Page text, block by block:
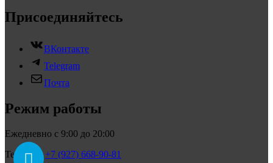
Присоединяйтесь
ВКонтакте
Telegram
Почта
Режим работы
Ежедневно с 9:00 до 20:00
Телефон:+7 (927) 668-90-81